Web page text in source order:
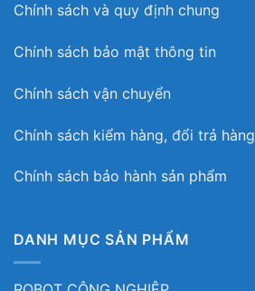
Chính sách và quy định chung
Chính sách bảo mật thông tin
Chính sách vận chuyển
Chính sách kiểm hàng, đổi trả hàng
Chính sách bảo hành sản phẩm
DANH MỤC SẢN PHẨM